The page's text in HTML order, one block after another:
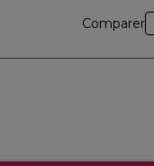
Comparer